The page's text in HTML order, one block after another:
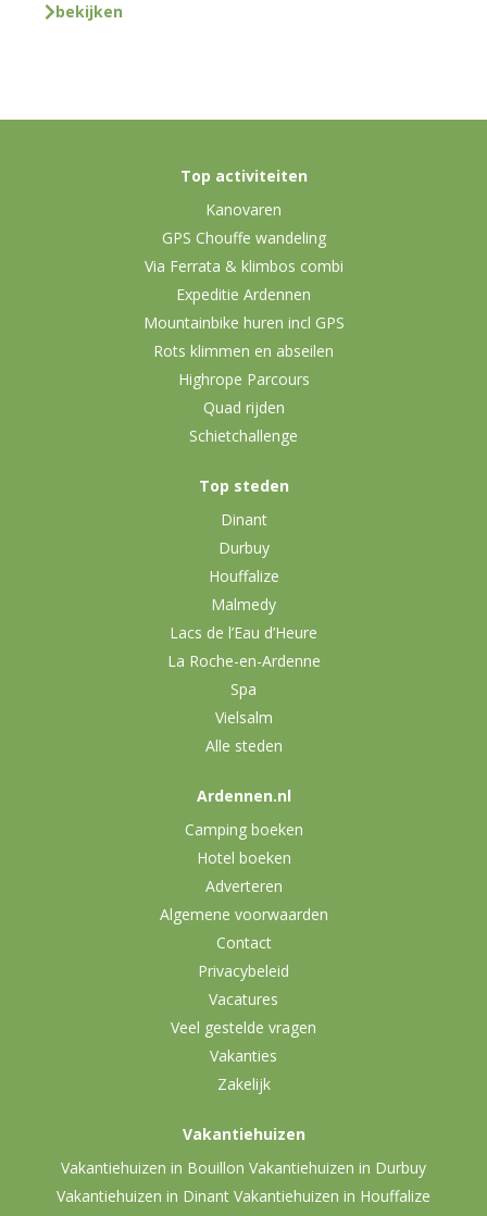
bekijken
Top activiteiten
Kanovaren
GPS Chouffe wandeling
Via Ferrata & klimbos combi
Expeditie Ardennen
Mountainbike huren incl GPS
Rots klimmen en abseilen
Highrope Parcours
Quad rijden
Schietchallenge
Top steden
Dinant
Durbuy
Houffalize
Malmedy
Lacs de l’Eau d’Heure
La Roche-en-Ardenne
Spa
Vielsalm
Alle steden
Ardennen.nl
Camping boeken
Hotel boeken
Adverteren
Algemene voorwaarden
Contact
Privacybeleid
Vacatures
Veel gestelde vragen
Vakanties
Zakelijk
Vakantiehuizen
Vakantiehuizen in Bouillon Vakantiehuizen in Durbuy
Vakantiehuizen in Dinant Vakantiehuizen in Houffalize